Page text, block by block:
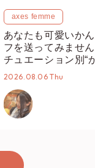
axes femme
あなたも可愛いか
フを送ってみませ
チュエーション別“
オススメ【ショッ
2026.08.06 Thu